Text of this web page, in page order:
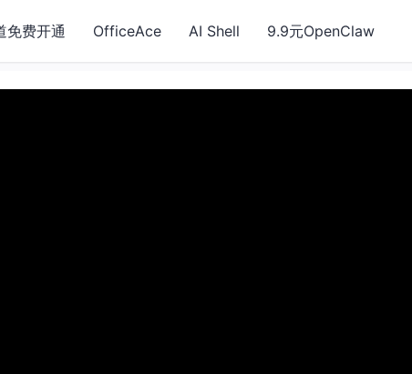
免费开通 OfficeAce AI Shell 9.9元OpenClaw